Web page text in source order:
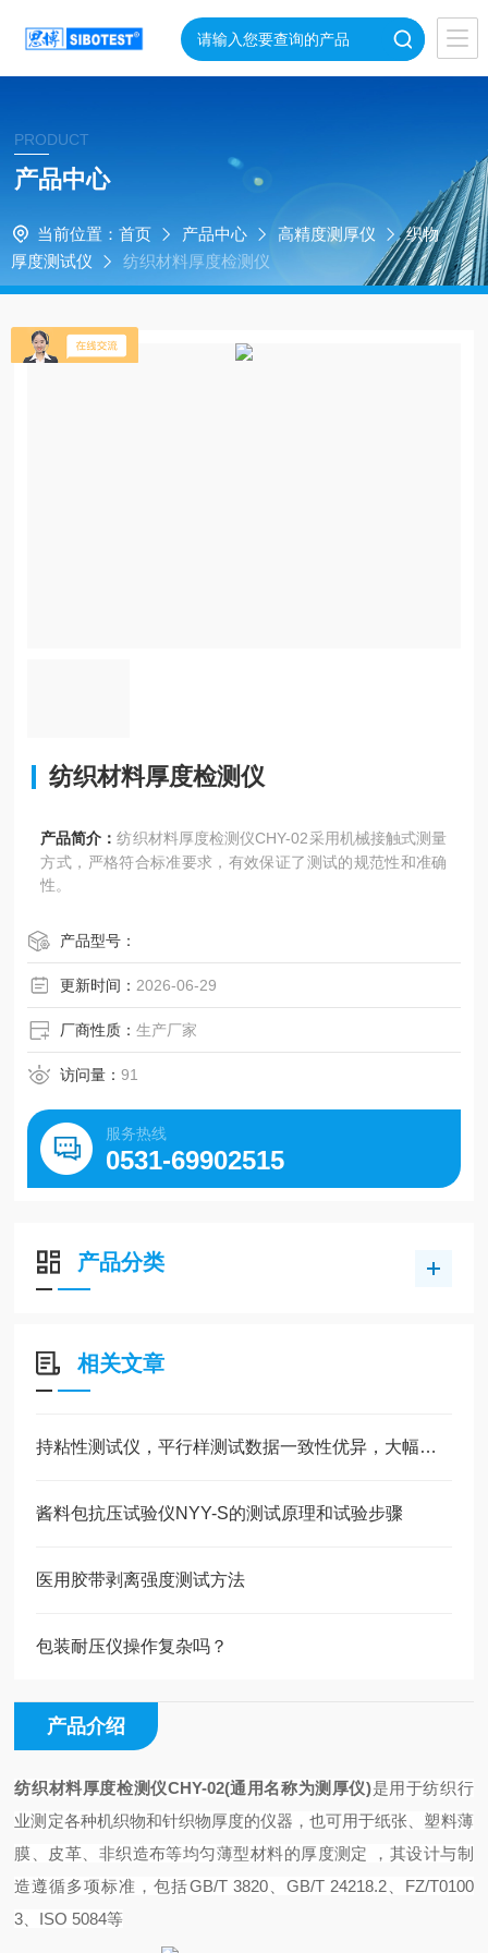
PRODUCT
产品中心
当前位置： 首页 产品中心 高精度测厚仪
织物
厚度测试仪
纺织材料厚度检测仪
纺织材料厚度检测仪
产品简介：纺织材料厚度检测仪CHY-02采用机械接触式测量
方式，严格符合标准要求，有效保证了测试的规范性和准确
性。
产品型号：
更新时间： 2026-06-29
厂商性质：生产厂家
访问量：91
服务热线
0531-69902515
产品分类
相关文章
持粘性测试仪，平行样测试数据一致性优异，大幅降低人为误差
酱料包抗压试验仪NYY-S的测试原理和试验步骤
医用胶带剥离强度测试方法
包装耐压仪操作复杂吗？
产品介绍
纺织材料厚度检测仪CHY-02(通用名称为测厚仪)是用于纺织行
业测定各种机织物和针织物厚度的仪器，也可用于纸张、塑料薄
膜、皮革、非织造布等均匀薄型材料的厚度测定 ，其设计与制
造遵循多项标准，包括GB/T 3820、GB/T 24218.2、FZ/T0100
3、ISO 5084等